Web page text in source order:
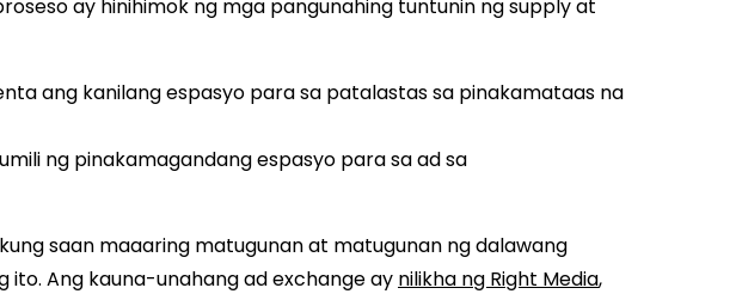
ay hinihimok ng mga pangunahing tuntunin ng supply at
ang kanilang espasyo para sa patalastas sa pinakamataas na
ng pinakamagandang espasyo para sa ad sa
saan maaaring matugunan at matugunan ng dalawang
Ang kauna-unahang ad exchange ay nilikha ng Right Media,